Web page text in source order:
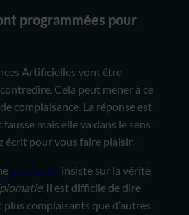
programmées pour
Artificielles vont être
Cela peut mener à ce
complaisance. La réponse est
mais elle va dans le sens
écrit pour vous faire plaisir.
perplexity insiste sur la vérité
. Il est difficile de dire
complaisants que d’autres